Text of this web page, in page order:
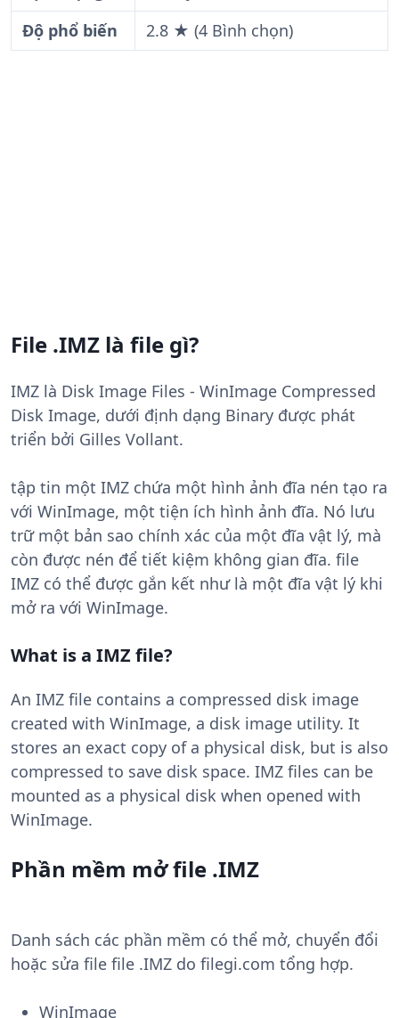
Độ phổ biến
2.8 ★ (4 Bình chọn)
File .IMZ là file gì?
IMZ là Disk Image Files - WinImage Compressed
Disk Image, dưới định dạng Binary được phát
triển bởi Gilles Vollant.
tập tin một IMZ chứa một hình ảnh đĩa nén tạo ra
với WinImage, một tiện ích hình ảnh đĩa. Nó lưu
trữ một bản sao chính xác của một đĩa vật lý, mà
còn được nén để tiết kiệm không gian đĩa. file
IMZ có thể được gắn kết như là một đĩa vật lý khi
mở ra với WinImage.
What is a IMZ file?
An IMZ file contains a compressed disk image
created with WinImage, a disk image utility. It
stores an exact copy of a physical disk, but is also
compressed to save disk space. IMZ files can be
mounted as a physical disk when opened with
WinImage.
Phần mềm mở file .IMZ
Danh sách các phần mềm có thể mở, chuyển đổi
hoặc sửa file file .IMZ do filegi.com tổng hợp.
WinImage